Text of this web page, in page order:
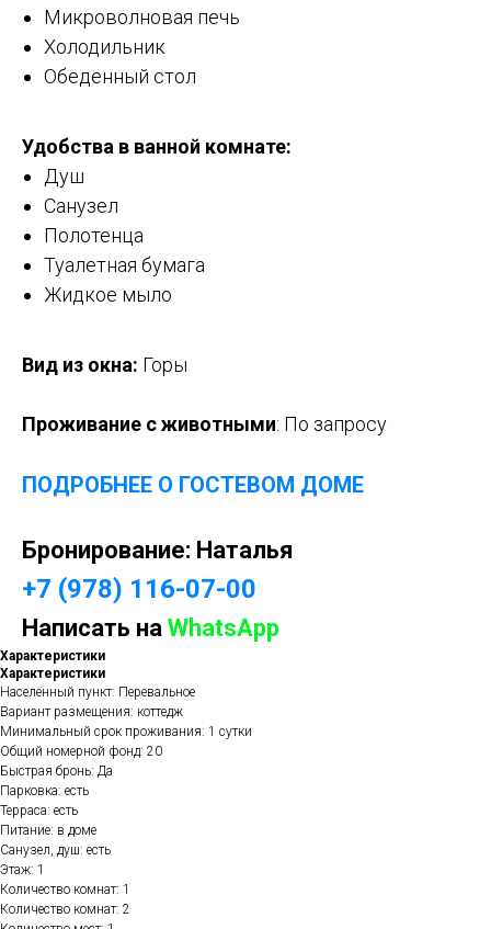
Микроволновая печь
Холодильник
Обеденный стол
Удобства в ванной комнате:
Душ
Санузел
Полотенца
Туалетная бумага
Жидкое мыло
Вид из окна: Горы
Проживание с животными: По запросу
ПОДРОБНЕЕ О ГОСТЕВОМ ДОМЕ
Бронирование: Наталья
+7 (978) 116-07-00
Написать на WhatsApp
Характеристики
Характеристики
Населённый пункт: Перевальное
Вариант размещения: коттедж
Минимальный срок проживания: 1 сутки
Общий номерной фонд: 20
Быстрая бронь: Да
Парковка: есть
Терраса: есть
Питание: в доме
Санузел, душ: есть
Этаж: 1
Количество комнат: 1
Количество комнат: 2